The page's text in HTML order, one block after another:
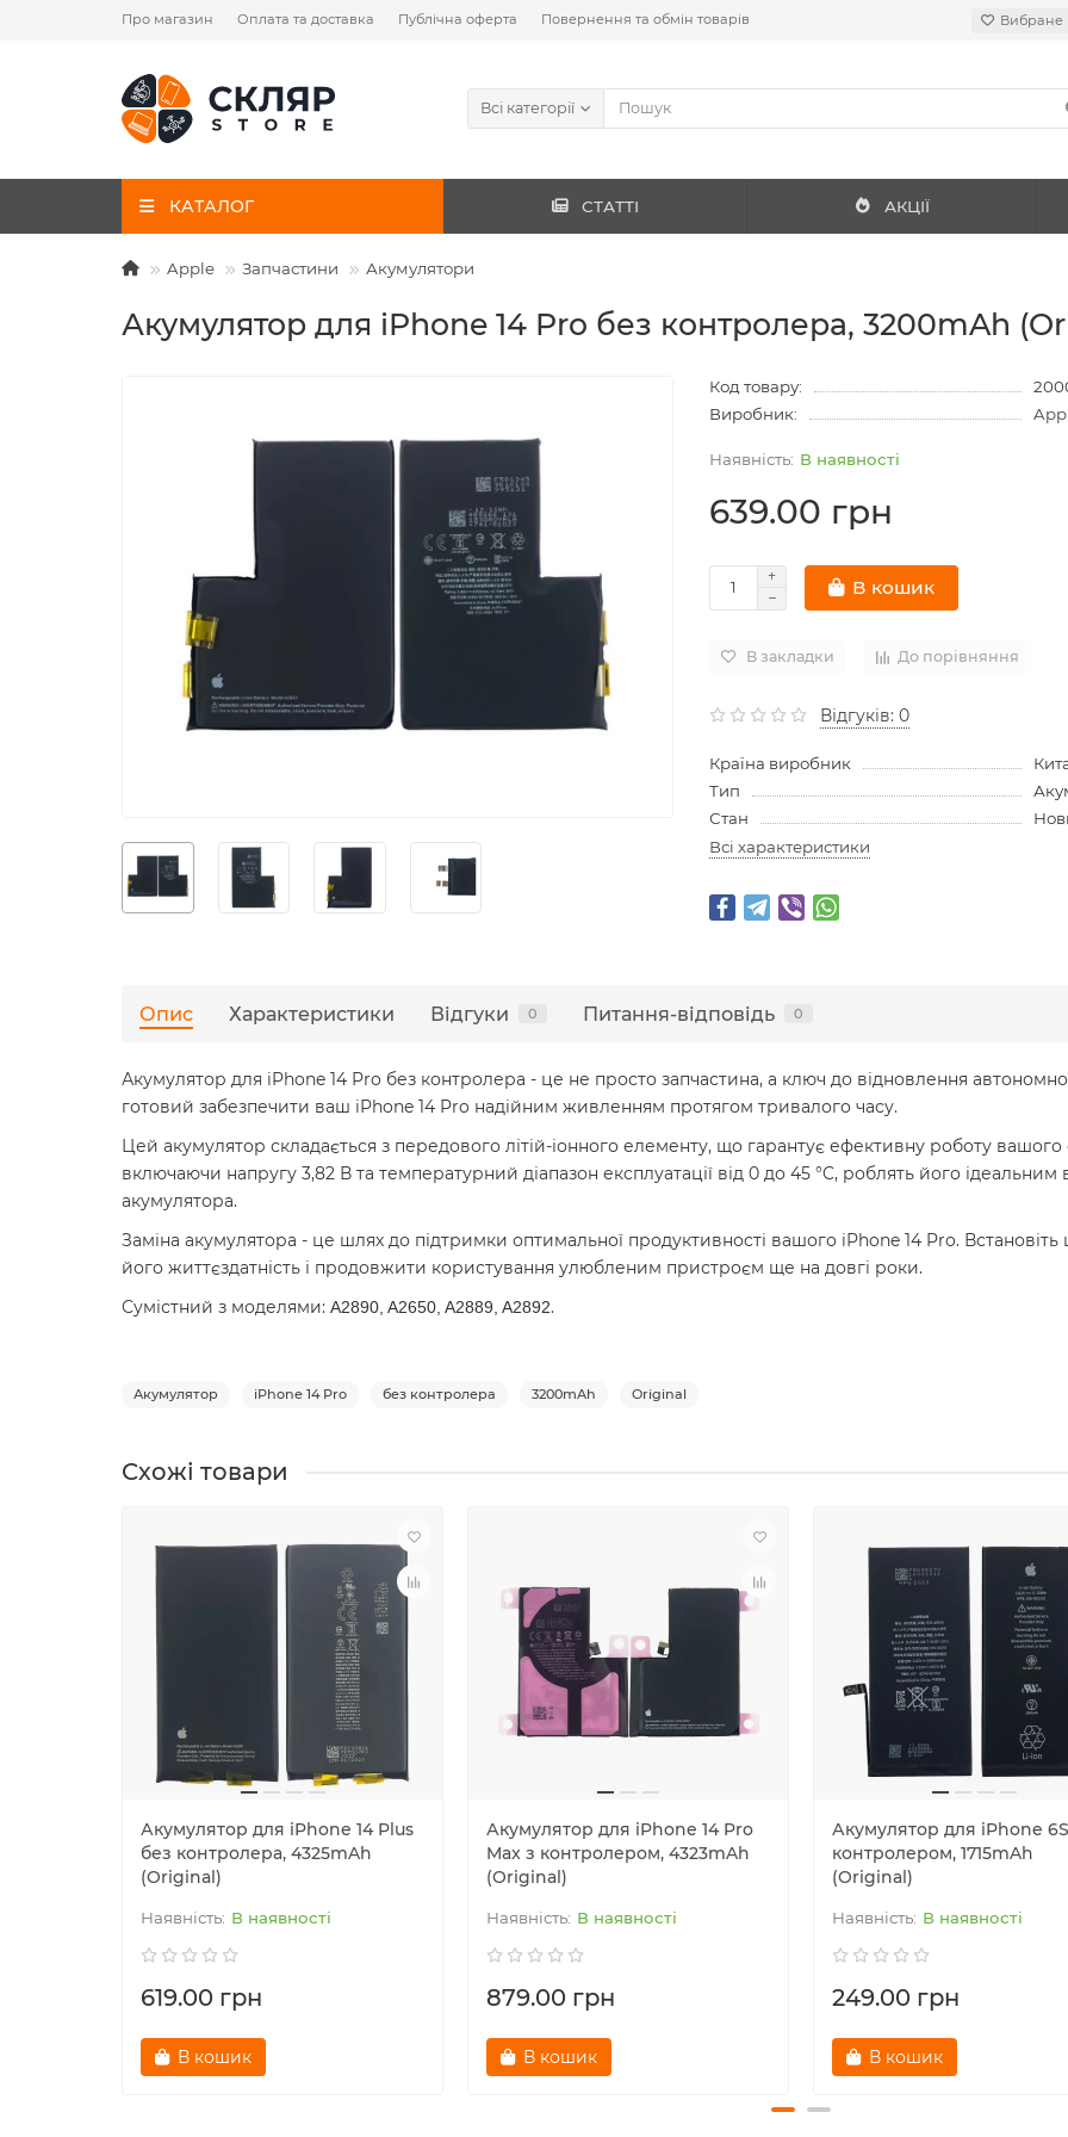
Про магазин Оплата та доставка Публічна оферта Повернення та обмін товарів Вибране
Всі категорії
КАТАЛОГ СТАТТІ АКЦІЇ
Apple Запчастини Акумулятори
Акумулятор для iPhone 14 Pro без контролера, 3200mAh
Код товару:
Виробник:
В наявності
639.00 грн
В кошик
В закладки До порівняння
Відгуків: 0
Країна виробник
Тип
Стан
Всі характеристики
Опис Характеристики Відгуки 0 Питання-відповідь 0
Акумулятор для iPhone 14 Pro без контролера - це не просто запчастина, а ключ до відновлення
готовий забезпечити ваш iPhone 14 Pro надійним живленням протягом тривалого часу.
Цей акумулятор складається з передового літій-іонного елементу, що гарантує ефективну роботу
включаючи напругу 3,82 В та температурний діапазон експлуатації від 0 до 45 °C, роблять його
акумулятора.
Заміна акумулятора - це шлях до підтримки оптимальної продуктивності вашого iPhone 14 Pro.
його життєздатність і продовжити користування улюбленим пристроєм ще на довгі роки.
Сумістний з моделями: A2890, A2650, A2889, A2892.
Акумулятор iPhone 14 Pro без контролера 3200mAh Original
Схожі товари
Акумулятор для iPhone 14 Plus
без контролера, 4325mAh
(Original)
В наявності
619.00 грн
В кошик
Акумулятор для iPhone 14 Pro
Max з контролером, 4323mAh
(Original)
В наявності
879.00 грн
В кошик
Акумулятор для iPhone
контролером, 1715mAh
(Original)
В наявності
249.00 грн
В кошик